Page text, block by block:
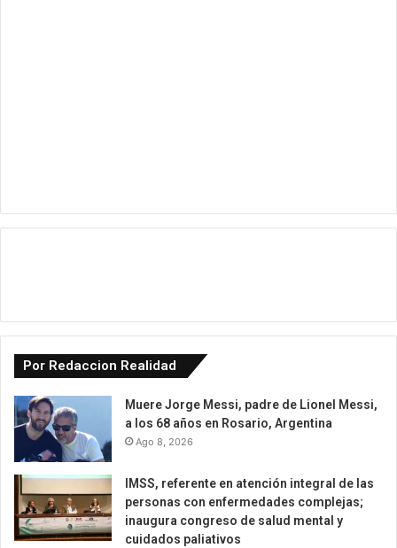
Por Redaccion Realidad
Muere Jorge Messi, padre de Lionel Messi,
a los 68 años en Rosario, Argentina
Ago 8, 2026
IMSS, referente en atención integral de las
personas con enfermedades complejas;
inaugura congreso de salud mental y
cuidados paliativos